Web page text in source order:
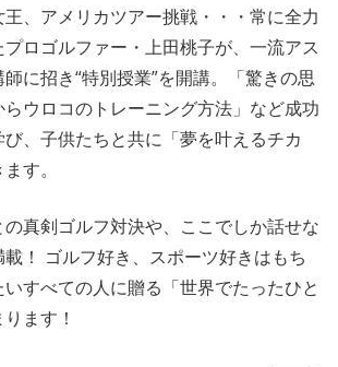
、アメリカツアー挑戦・・・常に全力
ロゴルファー・上田桃子が、一流アス
に招き“特別授業”を開講。「驚きの思
ウロコのトレーニング方法」など成功
、子供たちと共に「夢を叶えるチカ
す。
真剣ゴルフ対決や、ここでしか話せな
！ ゴルフ好き、スポーツ好きはもち
すべての人に贈る「世界でたったひと
ます！